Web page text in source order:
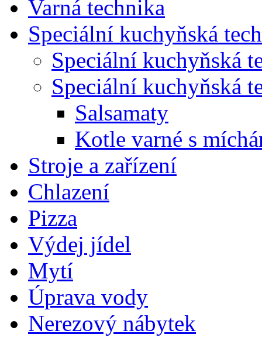
Varná technika
Speciální kuchyňská
Speciální kuchyňská
Speciální kuchyňská
Salsamaty
Kotle varné s
Stroje a zařízení
Chlazení
Pizza
Výdej jídel
Mytí
Úprava vody
Nerezový nábytek